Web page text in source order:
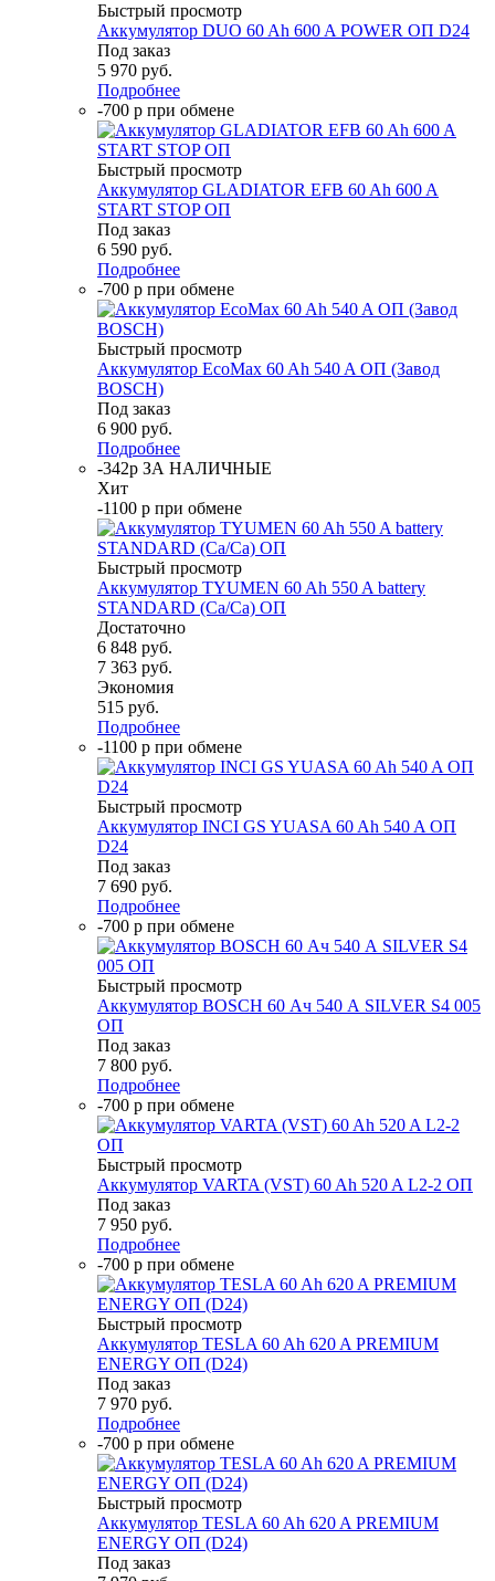
Быстрый просмотр
Аккумулятор DUO 60 Ah 600 A POWER ОП D24
Под заказ
5 970 руб.
Подробнее
-700 р при обмене
Быстрый просмотр
Аккумулятор GLADIATOR EFB 60 Ah 600 A
START STOP ОП
Под заказ
6 590 руб.
Подробнее
-700 р при обмене
Быстрый просмотр
Аккумулятор EcoMax 60 Ah 540 A ОП (Завод
BOSCH)
Под заказ
6 900 руб.
Подробнее
-342р ЗА НАЛИЧНЫЕ
Хит
-1100 р при обмене
Быстрый просмотр
Аккумулятор TYUMEN 60 Ah 550 A battery
STANDARD (Ca/Ca) ОП
Достаточно
6 848 руб.
7 363 руб.
Экономия
515 руб.
Подробнее
-1100 р при обмене
Быстрый просмотр
Аккумулятор INCI GS YUASA 60 Ah 540 A ОП
D24
Под заказ
7 690 руб.
Подробнее
-700 р при обмене
Быстрый просмотр
Аккумулятор BOSCH 60 Ач 540 А SILVER S4 005
ОП
Под заказ
7 800 руб.
Подробнее
-700 р при обмене
Быстрый просмотр
Аккумулятор VARTA (VST) 60 Ah 520 A L2-2 ОП
Под заказ
7 950 руб.
Подробнее
-700 р при обмене
Быстрый просмотр
Аккумулятор TESLA 60 Ah 620 A PREMIUM
ENERGY ОП (D24)
Под заказ
7 970 руб.
Подробнее
-700 р при обмене
Быстрый просмотр
Аккумулятор TESLA 60 Ah 620 A PREMIUM
ENERGY ОП (D24)
Под заказ